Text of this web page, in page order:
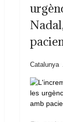
Catalunya